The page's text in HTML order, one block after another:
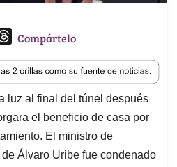
T
r
e
a
d
s
Compártelo
luz al final del túnel después
el beneficio de casa por
El ministro de
Álvaro Uribe fue condenado